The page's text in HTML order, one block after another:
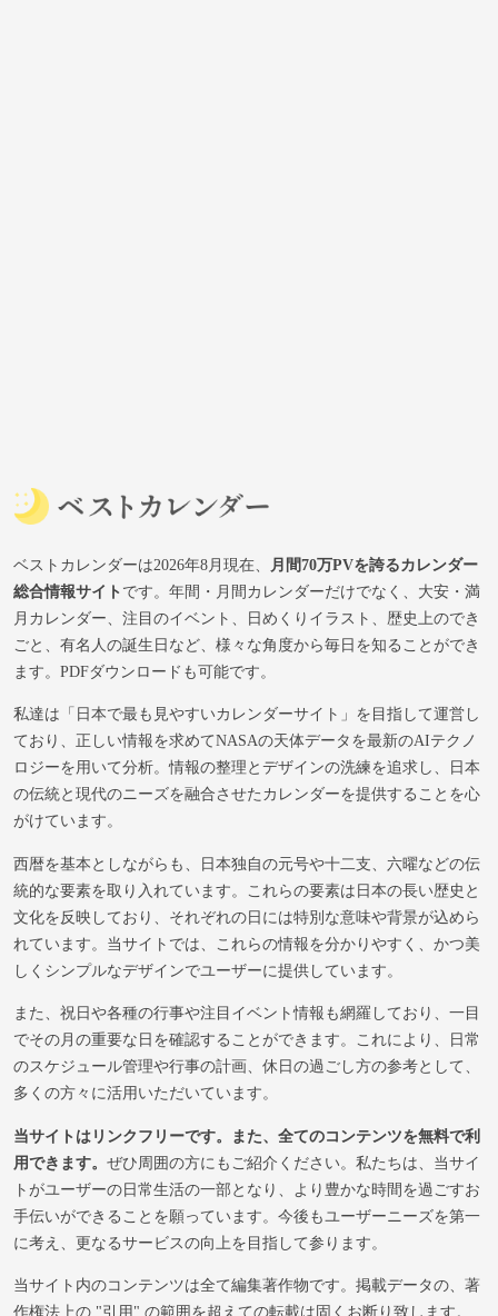
ベストカレンダーは2026年8月現在、
月間70万PVを誇るカレンダー
総合情報サイトです。年間・月間カレンダーだけでなく、大安・満
月カレンダー、注目のイベント、日めくりイラスト、歴史上のでき
ごと、有名人の誕生日など、様々な角度から毎日を知ることができ
ます。PDFダウンロードも可能です。
私達は「日本で最も見やすいカレンダーサイト」を目指して運営し
ており、正しい情報を求めてNASAの天体データを最新のAIテクノ
ロジーを用いて分析。情報の整理とデザインの洗練を追求し、日本
の伝統と現代のニーズを融合させたカレンダーを提供することを心
がけています。
西暦を基本としながらも、日本独自の元号や十二支、六曜などの伝
統的な要素を取り入れています。これらの要素は日本の長い歴史と
文化を反映しており、それぞれの日には特別な意味や背景が込めら
れています。当サイトでは、これらの情報を分かりやすく、かつ美
しくシンプルなデザインでユーザーに提供しています。
また、祝日や各種の行事や注目イベント情報も網羅しており、一目
でその月の重要な日を確認することができます。これにより、日常
のスケジュール管理や行事の計画、休日の過ごし方の参考として、
多くの方々に活用いただいています。
当サイトはリンクフリーです。また、全てのコンテンツを無料で利
用できます。 ぜひ周囲の方にもご紹介ください。私たちは、当サイ
トがユーザーの日常生活の一部となり、より豊かな時間を過ごすお
手伝いができることを願っています。今後もユーザーニーズを第一
に考え、更なるサービスの向上を目指して参ります。
当サイト内のコンテンツは全て編集著作物です。掲載データの、著
作権法上の "引用" の範囲を超えての転載は固くお断り致します。